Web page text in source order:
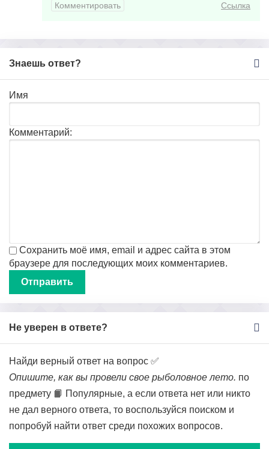
Комментировать Ссылка
Знаешь ответ?
Имя
Комментарий:
Сохранить моё имя, email и адрес сайта в этом
браузере для последующих моих комментариев.
Не уверен в ответе?
Найди верный ответ на вопрос ✅
Опишите, как вы провели свое рыболовное лето. по
предмету 📙 Популярные, а если ответа нет или никто
не дал верного ответа, то воспользуйся поиском и
попробуй найти ответ среди похожих вопросов.